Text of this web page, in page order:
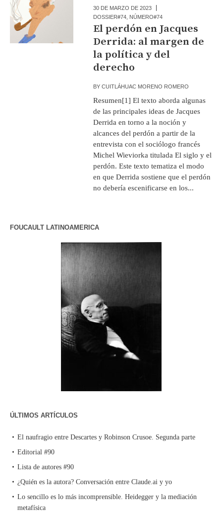
30 DE MARZO DE 2023
DOSSIER#74 NÚMERO#74
El perdón en Jacques
Derrida: al margen de
la política y del
derecho
BYCUITLÁHUAC MORENO ROMERO
Resumen[1] El texto aborda algunas
de las principales ideas de Jacques
Derrida en torno a la noción y
alcances del perdón a partir de la
entrevista con el sociólogo francés
Michel Wieviorka titulada El siglo y el
perdón. Este texto tematiza el modo
en que Derrida sostiene que el perdón
no debería escenificarse en los...
FOUCAULT LATINOAMERICA
ÚLTIMOS ARTÍCULOS
El naufragio entre Descartes y Robinson Crusoe. Segunda parte
Editorial #90
Lista de autores #90
¿Quién es la autora? Conversación entre Claude.ai y yo
Lo sencillo es lo más incomprensible. Heidegger y la mediación
metafísica